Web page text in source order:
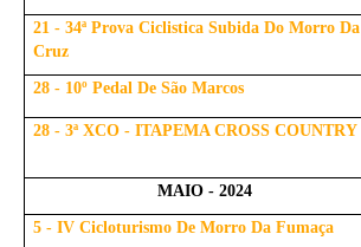
21 - 34ª Prova Ciclistica Subida Do Morro Da
Cruz
28 - 10º Pedal De São Marcos
28 - 3ª XCO - ITAPEMA CROSS COUNTRY
MAIO - 2024
5 - IV Cicloturismo De Morro Da Fumaça